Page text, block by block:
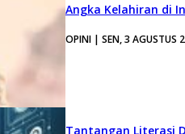
Angka Kelahiran di
OPINI | SEN, 3 AGUSTUS
Tantangan Literasi